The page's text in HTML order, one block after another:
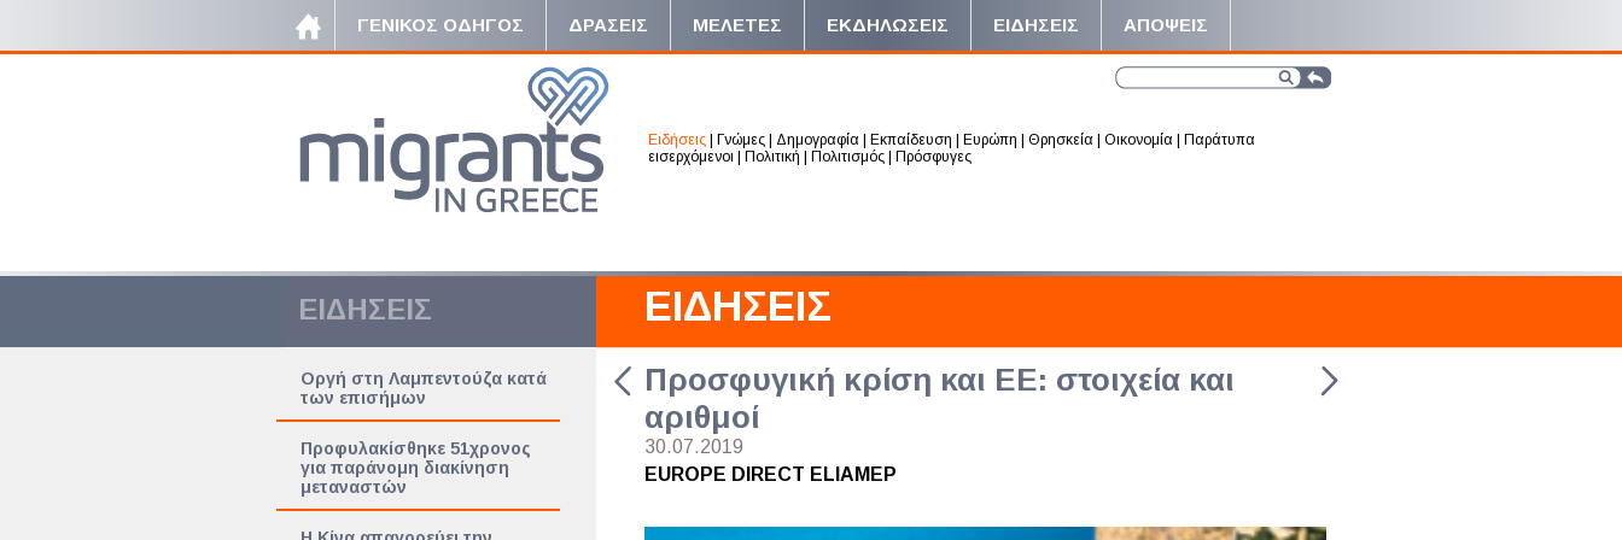
ΓΕΝΙΚΟΣ ΟΔΗΓΟΣ ΔΡΑΣΕΙΣ ΜΕΛΕΤΕΣ ΕΚΔΗΛΩΣΕΙΣ ΕΙΔΗΣΕΙΣ ΑΠΟΨΕΙΣ
Ειδήσεις| Γνώμες| Δημογραφία Εκπαίδευση Ευρώπη Θρησκεία Οικονομία
Παράτυπα
εισερχόμενοι| Πολιτική Πολιτισμός| Πρόσφυγες
ΕΙΔΗΣΕΙΣ
Οργή στη Λαμπεντούζα κατά
των επισήμων
Προφυλακίσθηκε 51χρονος
για παράνομη διακίνηση
μεταναστών
ΕΙΔΗΣΕΙΣ
Προσφυγική κρίση και ΕΕ: στοιχεία και
αριθμοί
30.07.2019
EUROPE DIRECT ELIAMEP